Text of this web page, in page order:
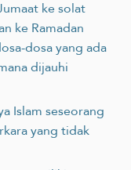
ke solat
ke Ramadan
dosa yang ada
dijauhi
Islam seseorang
yang tidak